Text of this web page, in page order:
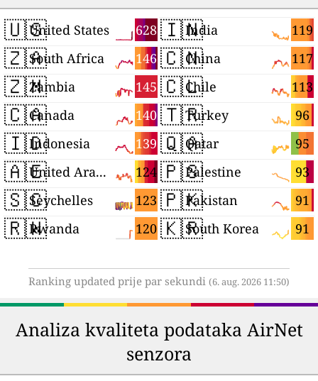
🇺🇸 628
United States
🇿🇦 146
South Africa
🇿🇲 145
Zambia
🇨🇦 140
Canada
🇮🇩 139
Indonesia
🇦🇪 124
United Arab Emirates
🇸🇨 123
Seychelles
🇷🇼 120
Rwanda
🇮🇳 119
India
🇨🇳 117
China
🇨🇱 113
Chile
🇹🇷 96
Turkey
🇶🇦 95
Qatar
🇵🇸 93
Palestine
🇵🇰 91
Pakistan
🇰🇷 91
South Korea
Ranking updated prije par sekundi (6. aug. 2026 11:50)
Analiza kvaliteta podataka AirNet
senzora